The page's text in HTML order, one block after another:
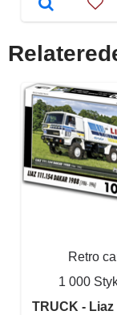
Retro
1 000
TRUCK - Liaz